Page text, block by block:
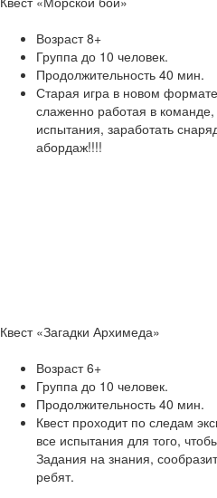
Возраст 8+
Группа до 10 человек.
Продолжительность 40 мин.
Старая игра в новом
слаженно работая в
испытания, заработать
абордаж!!!!
Квест «Загадки Архимеда»
Возраст 6+
Группа до 10 человек.
Продолжительность 40 мин.
Квест проходит по следам
все испытания для того,
Задания на знания,
ребят.